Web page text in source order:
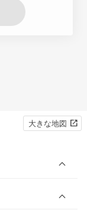
大きな地図